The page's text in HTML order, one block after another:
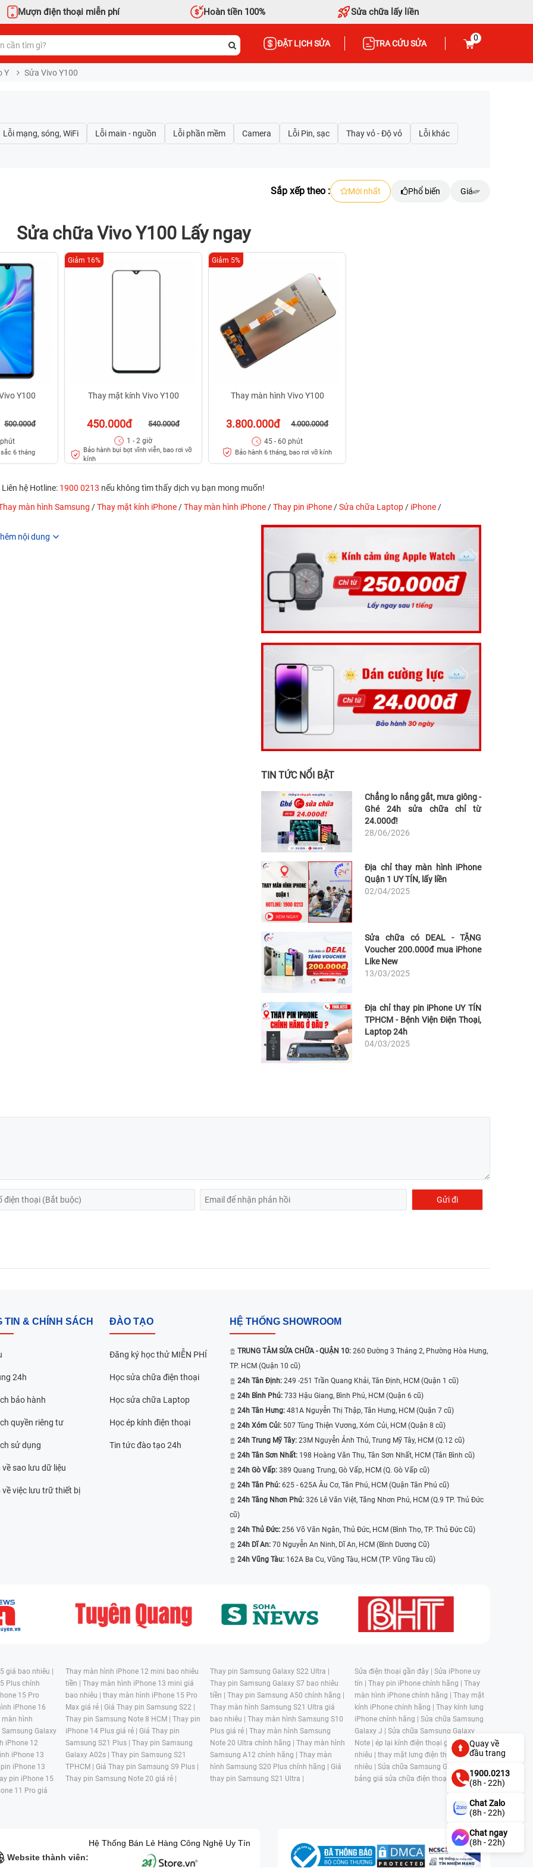
Mượn điện thoại miễn phí Hoàn tiền 100% Sửa chữa lấy liền
ĐẶT LỊCH SỬA TRA CỨU SỬA
0
Y Sửa Vivo Y100
Sắp xếp theo : Mới nhất Phổ biến Giá
Sửa chữa Vivo Y100 Lấy ngay
Y100
500.000đ
6 tháng
Thay mặt kính Vivo Y100
450.000đ 540.000đ
Giảm 16%
1 - 2 giờ
Bảo hành bụi bọt vĩnh viễn, bao rơi vỡ
kính
Thay màn hình Vivo Y100
3.800.000đ 4.000.000đ
Giảm 5%
45 - 60 phút
Bảo hành 6 tháng, bao rơi vỡ kính
Liên hệ Hotline: 1900 0213 nếu không tìm thấy dịch vụ bạn mong muốn!
màn hình Samsung /Thay mặt kính iPhone /Thay màn hình iPhone /Thay pin iPhone /Sửa chữa Laptop / iPhone /
nội dung
TIN TỨC NỔI BẬT
Chẳng lo nắng gắt, mưa giông -
Ghé 24h sửa chữa chỉ từ
24.000đ!
28/06/2026
Địa chỉ thay màn hình iPhone
Quận 1 UY TÍN, lấy liền
02/04/2025
Sửa chữa có DEAL - TẶNG
Voucher 200.000đ mua iPhone
Like New
13/03/2025
Địa chỉ thay pin iPhone UY TÍN
TPHCM - Bệnh Viện Điện Thoại,
Laptop 24h
04/03/2025
TIN & CHÍNH SÁCH
24h
bảo hành
quyền riêng tư
sử dụng
về sao lưu dữ liệu
về việc lưu trữ thiết bị
ĐÀO TẠO
Đăng ký học thử MIỄN PHÍ
Học sửa chữa điện thoại
Học sửa chữa Laptop
Học ép kính điện thoại
Tin tức đào tạo 24h
HỆ THỐNG SHOWROOM
TRUNG TÂM SỬA CHỮA - QUẬN 10: 260 Đường 3 Tháng 2, Phường Hòa Hưng,
TP. HCM (Quận 10 cũ)
24h Tân Định: 249 -251 Trần Quang Khải, Tân Định, HCM (Quận 1 cũ)
24h Bình Phú: 733 Hậu Giang, Bình Phú, HCM (Quận 6 cũ)
24h Tân Hưng: 481A Nguyễn Thị Thập, Tân Hưng, HCM (Quận 7 cũ)
24h Xóm Củi: 507 Tùng Thiện Vương, Xóm Củi, HCM (Quận 8 cũ)
24h Trung Mỹ Tây: 23M Nguyễn Ảnh Thủ, Trung Mỹ Tây, HCM (Q.12 cũ)
24h Tân Sơn Nhất: 198 Hoàng Văn Thụ, Tân Sơn Nhất, HCM (Tân Bình cũ)
24h Gò Vấp: 389 Quang Trung, Gò Vấp, HCM (Q. Gò Vấp cũ)
24h Tân Phú: 625 - 625A Âu Cơ, Tân Phú, HCM (Quận Tân Phú cũ)
24h Tăng Nhơn Phú: 326 Lê Văn Việt, Tăng Nhơn Phú, HCM (Q.9 TP. Thủ Đức
cũ)
24h Thủ Đức: 256 Võ Văn Ngân, Thủ Đức, HCM (Bình Thọ, TP. Thủ Đức Cũ)
24h Dĩ An: 70 Nguyễn An Ninh, Dĩ An, HCM (Bình Dương Cũ)
24h Vũng Tàu: 162A Ba Cu, Vũng Tàu, HCM (TP. Vũng Tàu cũ)
giá bao nhiêu |
Plus chính
15 Pro
iPhone 16
màn hình
Galaxy
iPhone 12
iPhone 13
iPhone 13
pin iPhone 15
11 Pro giá
Thay màn hình iPhone 12 mini bao nhiêu
tiền | Thay màn hình iPhone 13 mini giá
bao nhiêu | thay màn hình iPhone 15 Pro
Max giá rẻ | Giá Thay pin Samsung S22 |
Thay pin Samsung Note 8 HCM | Thay pin
iPhone 14 Plus giá rẻ | Giá Thay pin
Samsung S21 Plus | Thay pin Samsung
Galaxy A02s | Thay pin Samsung S21
TPHCM | Giá Thay pin Samsung S9 Plus |
Thay pin Samsung Note 20 giá rẻ |
Thay pin Samsung Galaxy S22 Ultra |
Thay pin Samsung Galaxy S7 bao nhiêu
tiền | Thay pin Samsung A50 chính hãng |
Thay màn hình Samsung S21 Ultra giá
bao nhiêu | Thay màn hình Samsung S10
Plus giá rẻ | Thay màn hình Samsung
Note 20 Ultra chính hãng | Thay màn hình
Samsung A12 chính hãng | Thay màn
hình Samsung S20 Plus chính hãng | Giá
thay pin Samsung S21 Ultra |
Sửa điện thoại gần đây | Sửa iPhone uy
tín | Thay pin iPhone chính hãng | Thay
màn hình iPhone chính hãng | Thay mặt
kính iPhone chính hãng | Thay kính lưng
iPhone chính hãng | Sửa chữa Samsung
Galaxy J | Sửa chữa Samsung Galaxy
Note | ép lại kính điện thoại giá bao
nhiêu | thay mặt lưng điện thoại giá bao
nhiêu | Sửa chữa Samsung Galaxy S |
bảng giá sửa chữa điện thoại samsung |
Website thành viên:
Hệ Thống Bán Lẻ Hàng Công Nghệ Uy Tín
Quay về
đầu trang
1900.0213
(8h - 22h)
Chat Zalo
(8h - 22h)
Chat ngay
(8h - 22h)